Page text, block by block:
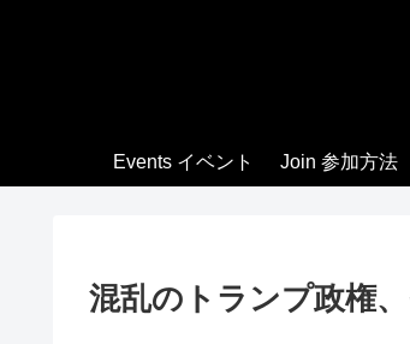
Events イベント Join 参加方法
混乱のトランプ政権